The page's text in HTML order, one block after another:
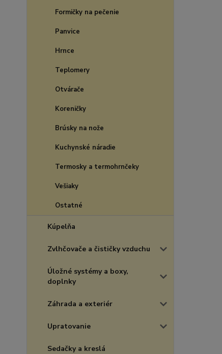
Formičky na pečenie
Panvice
Hrnce
Teplomery
Otvárače
Koreničky
Brúsky na nože
Kuchynské náradie
Termosky a termohrnčeky
Vešiaky
Ostatné
Kúpelňa
Zvlhčovače a čističky vzduchu
Úložné systémy a boxy,
doplnky
Záhrada a exteriér
Upratovanie
Sedačky a kreslá